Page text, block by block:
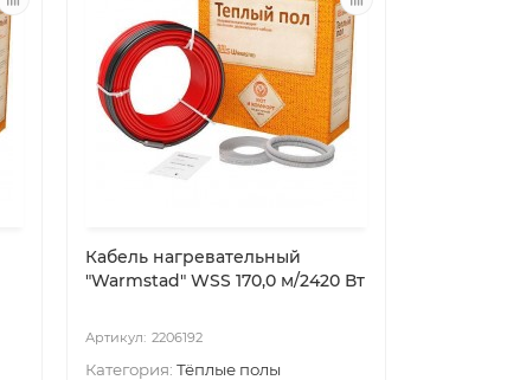
Кабель нагревательный
"Warmstad" WSS 170,0 м/2420 Вт
2206192
Категория: Тёплые полы